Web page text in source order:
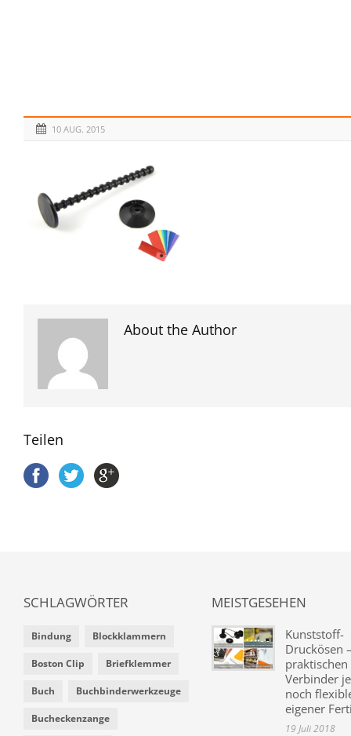
10 AUG. 2015
About the Author
Teilen
SCHLAGWÖRTER
Bindung Blockklammern
Boston Clip Briefklemmer
Buch Buchbinderwerkzeuge
Bucheckenzange
MEISTGESEHEN
Kunststoff-
Druckösen
praktischen
Verbinder
noch
eigener
19 Juli 2018